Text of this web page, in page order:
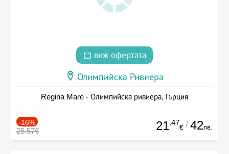
виж офертата
Олимпийска Ривиера
Regina Mare - Олимпийска ривиера, Гърция
-16%
25.57€ 21.47
€ / 42лв.